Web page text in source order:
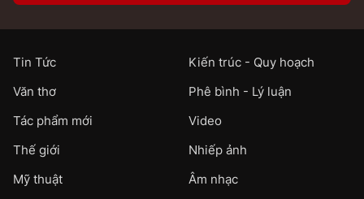
Tin Tức
Kiến trúc - Quy hoạch
Văn thơ
Phê bình - Lý luận
Tác phẩm mới
Video
Thế giới
Nhiếp ảnh
Mỹ thuật
Âm nhạc